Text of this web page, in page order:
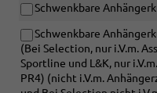
Schwenkbare
Schwenkbare
(Bei Selection, nur i.V.m.
Sportline und L&K, nur
PR4) (nicht i.V.m.